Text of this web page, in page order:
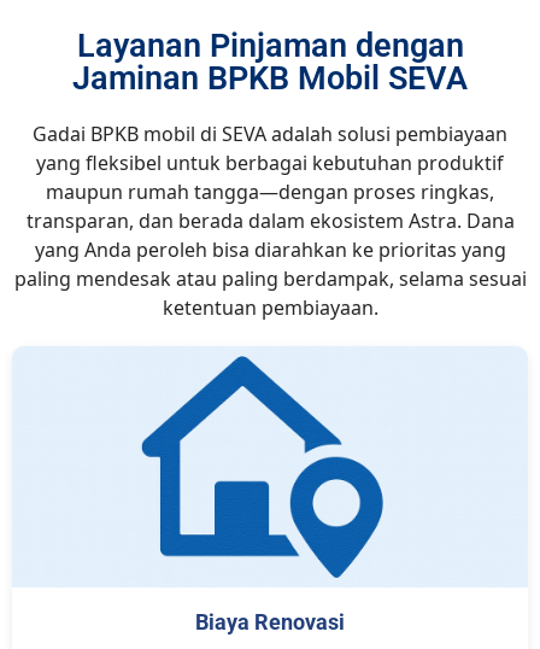
Layanan Pinjaman dengan
Jaminan BPKB Mobil SEVA
Gadai BPKB mobil di SEVA adalah solusi pembiayaan
yang fleksibel untuk berbagai kebutuhan produktif
maupun rumah tangga—dengan proses ringkas,
transparan, dan berada dalam ekosistem Astra. Dana
yang Anda peroleh bisa diarahkan ke prioritas yang
paling mendesak atau paling berdampak, selama sesuai
ketentuan pembiayaan.
Biaya Renovasi